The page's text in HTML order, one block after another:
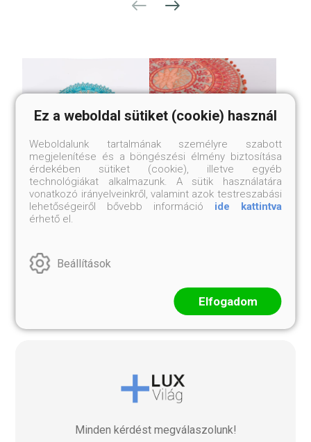
NAGY MÉRETŰ, KÉZI
HÍMZÉSŰ NEPÁLI
69 999 Ft
NAGY MÉRETŰ, KÉZI
Minden kérdést megválaszolunk!
Ez a weboldal sütiket (cookie) használ
Weboldalunk tartalmának személyre szabott
megjelenítése és a böngészési élmény biztosítása
érdekében sütiket (cookie), illetve egyéb
technológiákat alkalmazunk. A sütik használatára
vonatkozó irányelveinkről, valamint azok testreszabási
lehetőségeiről bővebb információ ide kattintva
érhető el.
Beállítások
Elfogadom